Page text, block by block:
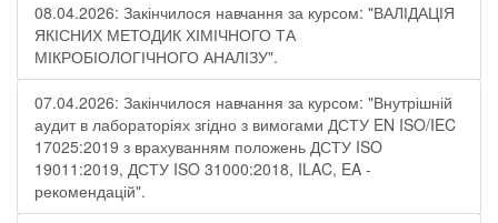
08.04.2026: Закінчилося навчання за курсом: "ВАЛІДАЦІЯ
ЯКІСНИХ МЕТОДИК ХІМІЧНОГО ТА
МІКРОБІОЛОГІЧНОГО АНАЛІЗУ".
07.04.2026: Закінчилося навчання за курсом: "Внутрішній
аудит в лабораторіях згідно з вимогами ДСТУ EN ISO/IEC
17025:2019 з врахуванням положень ДСТУ ISO
19011:2019, ДСТУ ISO 31000:2018, ILAC, EA -
рекомендацій".